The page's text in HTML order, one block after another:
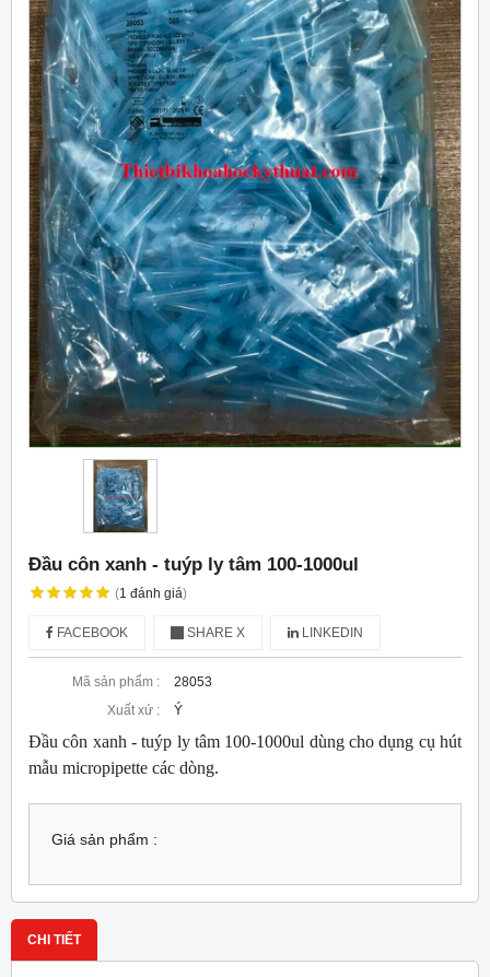
Đầu côn xanh - tuýp ly tâm 100-1000ul
(1 đánh giá)
FACEBOOK SHARE X LINKEDIN
Mã sản phẩm :
28053
Xuất xứ :
Ý
Đầu côn xanh - tuýp ly tâm 100-1000ul dùng cho dụng cụ hút
mẫu micropipette các dòng.
Giá sản phẩm :
CHI TIẾT